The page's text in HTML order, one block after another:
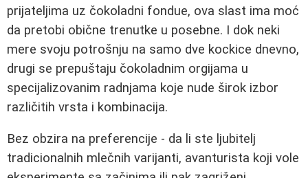
prijateljima uz čokoladni fondue, ova slast ima moć
da pretobi obične trenutke u posebne. I dok neki
mere svoju potrošnju na samo dve kockice dnevno,
drugi se prepuštaju čokoladnim orgijama u
specijalizovanim radnjama koje nude širok izbor
različitih vrsta i kombinacija.
Bez obzira na preferencije - da li ste ljubitelj
tradicionalnih mlečnih varijanti, avanturista koji vole